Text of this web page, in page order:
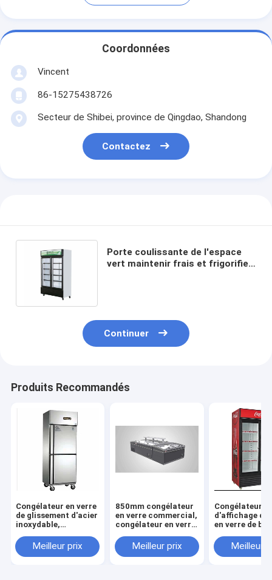
Coordonnées
Vincent
86-15275438726
Secteur de Shibei, province de Qingdao, Shandong
Contactez
Porte coulissante de l'espace
vert maintenir frais et frigorifier
Continuer
Produits Recommandés
Congélateur en verre
de glissement d'acier
inoxydable,
de glissement de
l'acier inoxydable
Meilleur prix
850mm congélateur
en verre commercial,
congélateur en verre
refroidissement
direct du CEI
Meilleur prix
Congélateur
d'affichage de
en verre de
d'affichage de
en verre de
Meilleur